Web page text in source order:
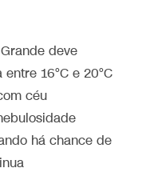
deve
16°C e 20°C
céu
há chance de